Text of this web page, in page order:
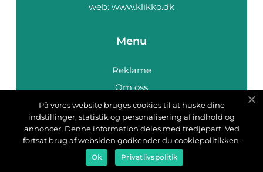
web: www.klikko.dk
Menu
Reklame
Om oss
Cookies
Kontakt Oss
Sitemap
På vores website bruges cookies til at huske dine
indstillinger, statistik og personalisering af indhold og
annoncer. Denne information deles med tredjepart. Ved
fortsat brug af websiden godkender du cookiepolitikken.
Ok Privatlivspolitik